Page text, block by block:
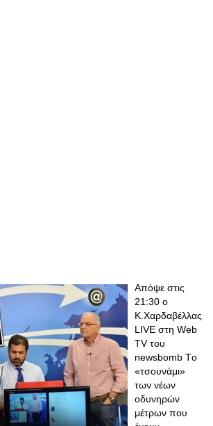
Απόψε στις
21:30 ο
Κ.Χαρδαβέλλας
LIVE στη Web
TV του
newsbomb Τo
«τσουνάμι»
των νέων
οδυνηρών
μέτρων που